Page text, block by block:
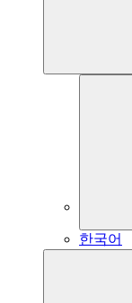
한국어